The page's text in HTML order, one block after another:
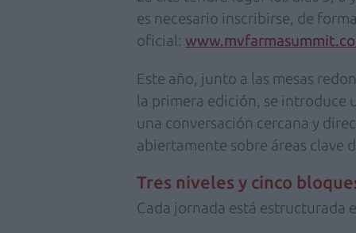
es necesario inscribirse, de
oficial:
Este año, junto a las mesas
la primera edición, se introduce
una conversación cercana y
abiertamente sobre áreas clave
Tres niveles y cinco
Cada jornada está estructurada